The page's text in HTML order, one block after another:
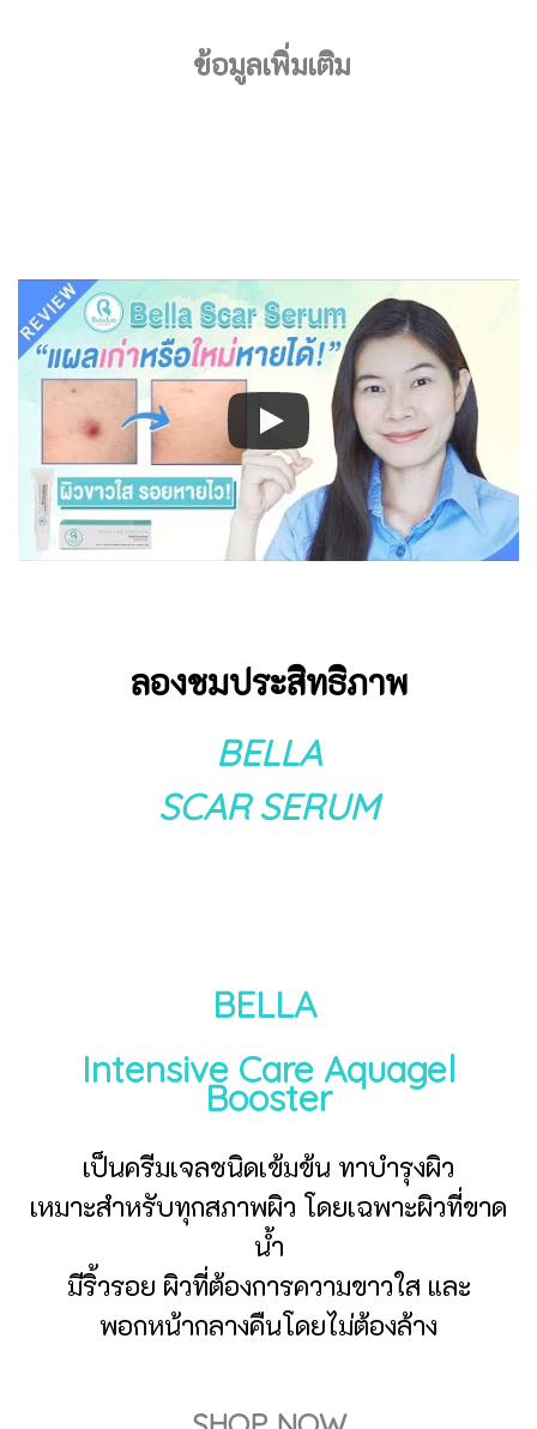
ข้อมูลเพิ่มเติม
ลองชมประสิทธิภาพ
BELLA
SCAR SERUM
BELLA
Intensive Care Aquagel
Booster
เป็นครีมเจลชนิดเข้มข้น ทาบำรุงผิว
เหมาะสำหรับทุกสภาพผิว โดยเฉพาะผิวที่ขาด
น้ำ
มีริ้วรอย ผิวที่ต้องการความขาวใส และ
พอกหน้ากลางคืนโดยไม่ต้องล้าง